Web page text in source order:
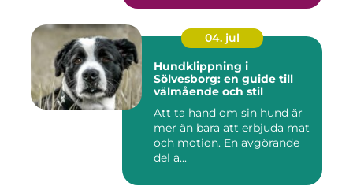
04. jul
Hundklippning i
Sölvesborg: en guide till
välmående och stil
Att ta hand om sin hund är
mer än bara att erbjuda mat
och motion. En avgörande
del a...